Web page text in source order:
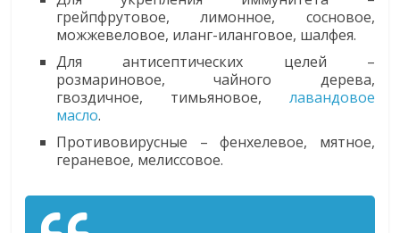
грейпфрутовое, лимонное, сосновое,
можжевеловое, иланг-иланговое, шалфея.
Для антисептических целей –
розмариновое, чайного дерева,
гвоздичное, тимьяновое, лавандовое
масло.
Противовирусные – фенхелевое, мятное,
гераневое, мелиссовое.